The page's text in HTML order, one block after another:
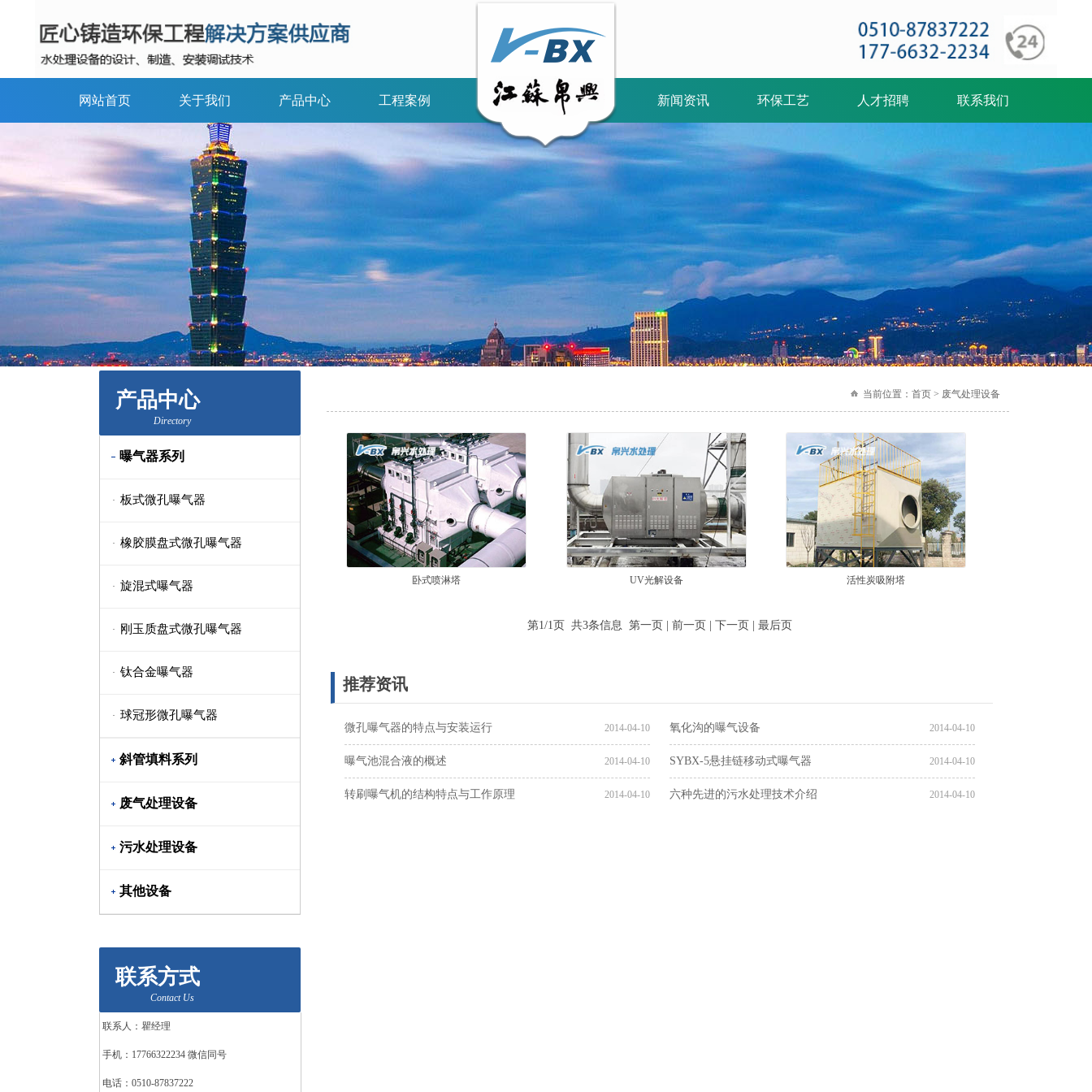
网站首页 关于我们 产品中心 工程案例 新闻资讯 环保工艺 人才招聘 联系我们
产品中心
Directory
曝气器系列
· 板式微孔曝气器
· 橡胶膜盘式微孔曝气器
· 旋混式曝气器
· 刚玉质盘式微孔曝气器
· 钛合金曝气器
· 球冠形微孔曝气器
斜管填料系列
废气处理设备
污水处理设备
其他设备
联系方式
Contact Us
联系人：瞿经理
手机：17766322234 微信同号
电话：0510-87837222
当前位置： 首页 > 废气处理设备
卧式喷淋塔 UV光解设备 活性炭吸附塔
第1/1页 共3条信息 第一页 | 前一页 | 下一页 | 最后页
推荐资讯
2014-04-10
微孔曝气器的特点与安装运行 2014-04-10
氧化沟的曝气设备
2014-04-10
曝气池混合液的概述 2014-04-10
SYBX-5悬挂链移动式曝气器
2014-04-10
转刷曝气机的结构特点与工作原理 2014-04-10
六种先进的污水处理技术介绍